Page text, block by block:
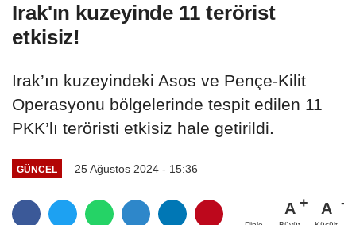
Irak'ın kuzeyinde 11 terörist
etkisiz!
Irak’ın kuzeyindeki Asos ve Pençe-Kilit
Operasyonu bölgelerinde tespit edilen 11
PKK’lı teröristi etkisiz hale getirildi.
GÜNCEL 25 Ağustos 2024 - 15:36
A A